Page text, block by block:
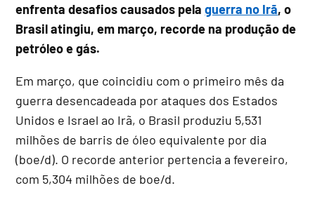
enfrenta desafios causados pelaguerra no Irã, o
Brasil atingiu, em março, recorde na produção de
petróleo e gás.
Em março, que coincidiu com o primeiro mês da
guerra desencadeada por ataques dos Estados
Unidos e Israel ao Irã, o Brasil produziu 5,531
milhões de barris de óleo equivalente por dia
(boe/d). O recorde anterior pertencia a fevereiro,
com 5,304 milhões de boe/d.